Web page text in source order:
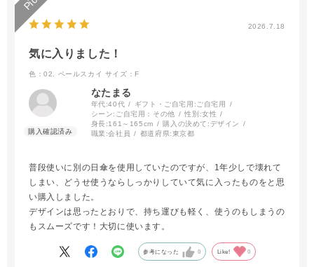
2026.7.18
気に入りました！
色：02. ペールスカイ サイズ：F
なたまる
年代:40代 ギフト・ご自宅用:ご自宅用
シーン: ご自宅用：その他 性別:女性
身長:161～165cm 購入の決めて: デザイン
職業:会社員 都道府県:東京都
普段使いに別の日傘を使用していたのですが、1年少しで壊れて
しまい、どうせ使うならしっかりしていて気に入ったものをと思
い購入しました。
デザインは思ったとおりで、持ち運びも軽く、使うのもしまうの
もスムーズです！大切に使います。
参考になった 0 Like! 0